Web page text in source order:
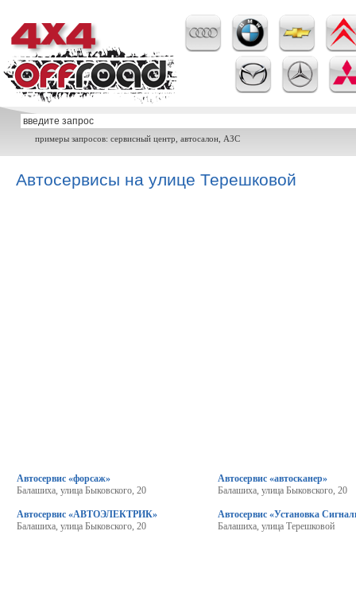
примеры запросов: сервисный центр, автосалон, АЗС
Автосервисы на улице Терешковой
Автосервис «форсаж»
Балашиха, улица Быковского, 20
Автосервис «АВТОЭЛЕКТРИК»
Балашиха, улица Быковского, 20
Автосервис «автосканер»
Балашиха, улица Быковского, 20
Автосервис «Установка
Балашиха, улица Терешковой